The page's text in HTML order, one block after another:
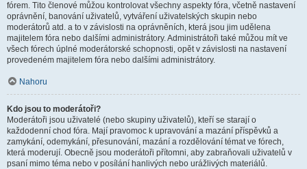
fórem. Tito členové můžou kontrolovat všechny aspekty fóra, včetně nastavení
oprávnění, banování uživatelů, vytváření uživatelských skupin nebo
moderátorů atd. a to v závislosti na oprávněních, která jsou jim udělena
majitelem fóra nebo dalšími administrátory. Administrátoři také můžou mít ve
všech fórech úplné moderátorské schopnosti, opět v závislosti na nastavení
provedeném majitelem fóra nebo dalšími administrátory.
Nahoru
Kdo jsou to moderátoři?
Moderátoři jsou uživatelé (nebo skupiny uživatelů), kteří se starají o
každodenní chod fóra. Mají pravomoc k upravování a mazání příspěvků a
zamykání, odemykání, přesunování, mazání a rozdělování témat ve fórech,
která moderují. Obecně jsou moderátoři přítomni, aby zabraňovali uživatelů v
psaní mimo téma nebo v posílání hanlivých nebo urážlivých materiálů.